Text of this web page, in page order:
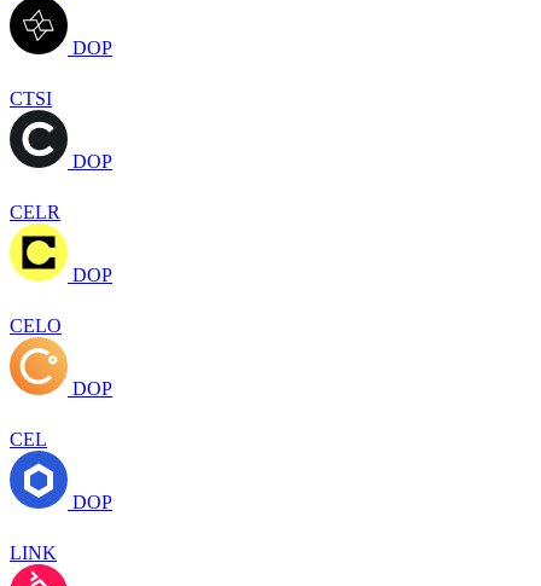
DOP
CTSI
DOP
CELR
DOP
CELO
DOP
CEL
DOP
LINK